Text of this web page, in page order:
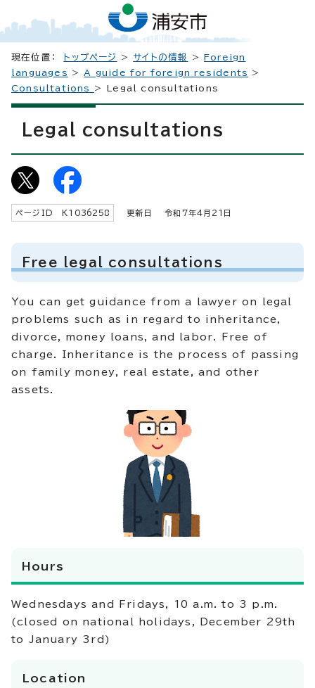
現在位置： トップページ > サイトの情報 >Foreign
languages
>A guide for foreign residents
>
Consultations > Legal consultations
Legal consultations
ページID K 1036258 更新日 令和7年4月 21 日
Free legal consultations
You can get guidance from a lawyer on legal
problems such as in regard to inheritance,
divorce, money loans, and labor. Free of
charge. Inheritance is the process of passing
on family money, real estate, and other
assets.
Hours
Wednesdays and Fridays, 10 a.m. to 3 p.m.
(closed on national holidays, December 29th
to January 3rd)
Location